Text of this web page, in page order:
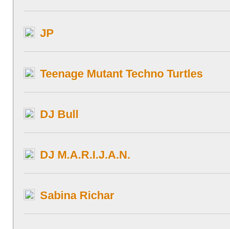
JP
Teenage Mutant Techno Turtles
DJ Bull
DJ M.A.R.I.J.A.N.
Sabina Richar